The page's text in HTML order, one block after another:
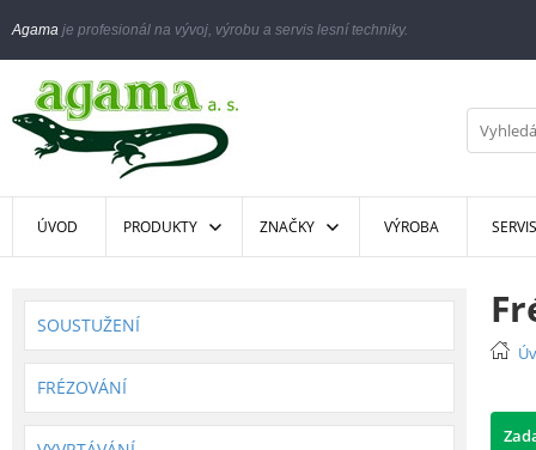
Agama je profesionál na vývoj, výrobu a servis lesní techniky.
ÚVOD PRODUKTY ZNAČKY VÝROBA SERVIS
SOUSTUŽENÍ
FRÉZOVÁNÍ